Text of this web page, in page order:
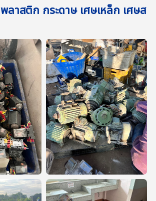
ลาสติก กระดาษ เศษเหล็ก เศษส